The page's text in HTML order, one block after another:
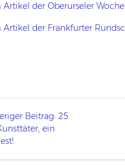
Artikel der Oberurseler Woche
Artikel der Frankfurter
Beitrag: Vorheriger
25
ein